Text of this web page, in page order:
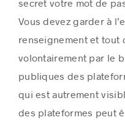
secret votre mot de
Vous devez garder à
renseignement et tout
volontairement par le
publiques des
qui est autrement
des plateformes peut